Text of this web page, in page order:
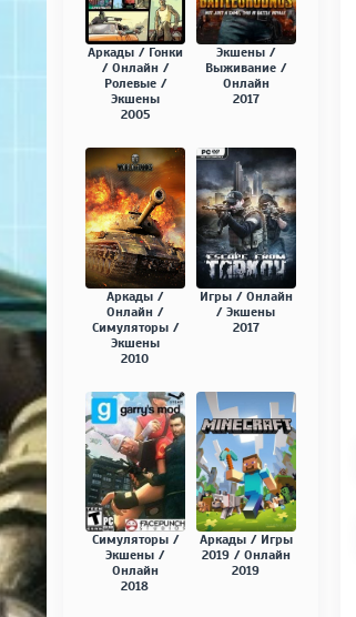
Аркады / Гонки
/ Онлайн /
Ролевые /
Экшены
2005
Экшены /
Выживание /
Онлайн
2017
Аркады /
Онлайн /
Симуляторы /
Экшены
2010
Игры / Онлайн
/ Экшены
2017
Симуляторы /
Экшены /
Онлайн
2018
Аркады / Игры
2019 / Онлайн
2019